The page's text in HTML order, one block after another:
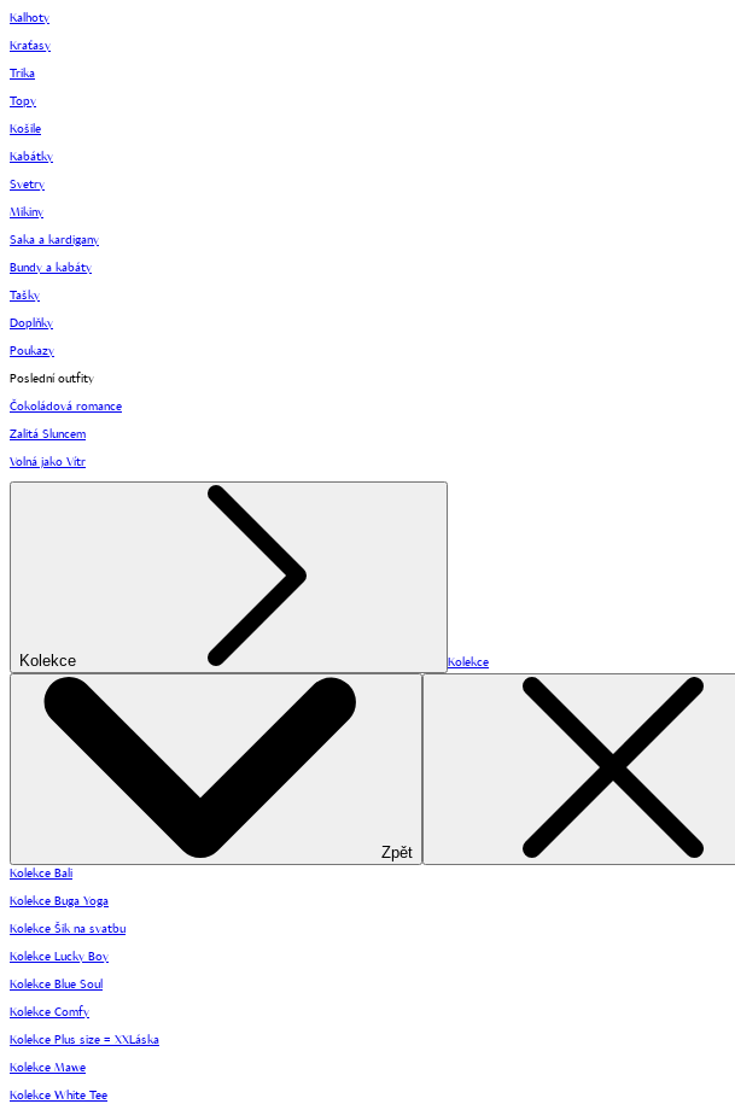
Kalhoty
Kraťasy
Trika
Topy
Košile
Kabátky
Svetry
Mikiny
Saka a kardigany
Bundy a kabáty
Tašky
Doplňky
Poukazy
Poslední outfity
Čokoládová romance
Zalitá Sluncem
Volná jako Vítr
Kolekce Kolekce
Zpět
Kolekce Bali
Kolekce Buga Yoga
Kolekce Šik na svatbu
Kolekce Lucky Boy
Kolekce Blue Soul
Kolekce Comfy
Kolekce Plus size = XXLáska
Kolekce Mawe
Kolekce White Tee